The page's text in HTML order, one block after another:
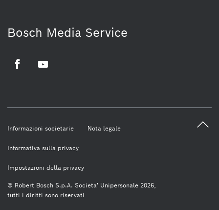
Bosch Media Service
© Robert Bosch S.p.A. Societa' Unipersonale 2026,
tutti i diritti sono riservati
Informazioni societarie Nota legale
Informativa sulla privacy
Impostazioni della privacy